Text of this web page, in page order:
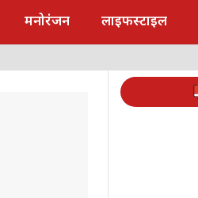
मनोरंजन लाइफस्टाइल